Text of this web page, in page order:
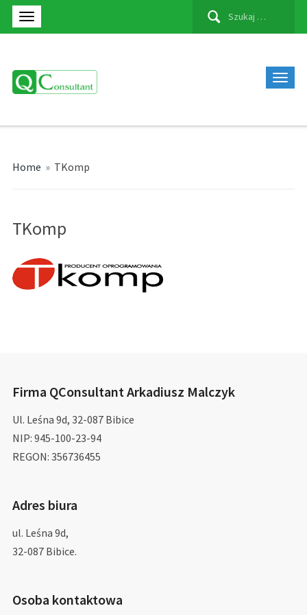
Szukaj:
Home » TKomp
TKomp
Firma QConsultant Arkadiusz Malczyk
Ul. Leśna 9d, 32-087 Bibice
NIP: 945-100-23-94
REGON: 356736455
Adres biura
ul. Leśna 9d,
32-087 Bibice.
Osoba kontaktowa